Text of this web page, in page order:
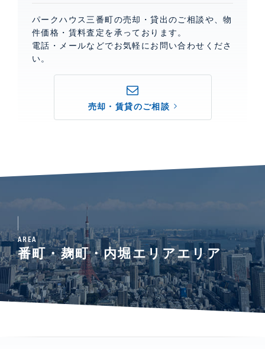
パークハウス三番町の売却・貸出のご相談や、物
件価格・賃料査定を承っております。
電話・メールなどでお気軽にお問い合わせくださ
い。
売却・賃貸のご相談
AREA
番町・麹町・内堀エリアエリア